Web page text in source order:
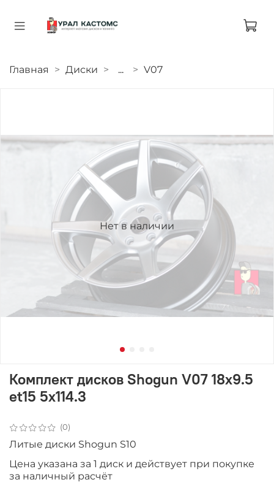
Главная Диски ... V07
Нет в наличии
(0)
Комплект дисков Shogun V07 18x9.5
et15 5x114.3
Литые диски Shogun S10
Цена указана за 1 диск и действует при покупке
за наличный расчёт